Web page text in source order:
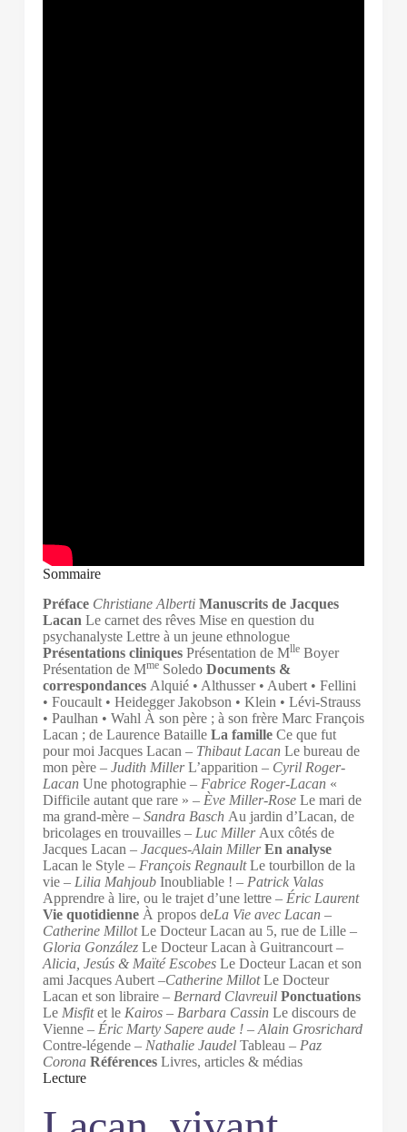
Sommaire
Préface Christiane Alberti Manuscrits de Jacques
Lacan Le carnet des rêves Mise en question du
psychanalyste Lettre à un jeune ethnologue
Présentations cliniques Présentation de MlleBoyer
Présentation de MmeSoledo Documents &
correspondances Alquié • Althusser • Aubert • Fellini
• Foucault • Heidegger Jakobson • Klein • Lévi-Strauss
• Paulhan • Wahl À son père ; à son frère Marc François
Lacan ; de Laurence Bataille La famille Ce que fut
pour moi Jacques Lacan – Thibaut Lacan Le bureau de
mon père – Judith MillerL’apparition – Cyril Roger-
LacanUne photographie – Fabrice Roger-Lacan«
Difficile autant que rare » – Ève Miller-Rose Le mari de
ma grand-mère – Sandra Basch Au jardin d’Lacan, de
bricolages en trouvailles – Luc Miller Aux côtés de
Jacques Lacan – Jacques-Alain Miller En analyse
Lacan le Style – François RegnaultLe tourbillon de la
vie– Lilia MahjoubInoubliable ! – Patrick Valas
Apprendre à lire, ou le trajet d’une lettre – Éric Laurent
Vie quotidienne À propos deLa Vie avec Lacan –
Catherine MillotLe Docteur Lacan au 5, rue de Lille –
Gloria González Le Docteur Lacan à Guitrancourt–
Alicia, Jesús & Maïté Escobes Le Docteur Lacan et son
ami Jacques Aubert –Catherine MillotLe Docteur
Lacan et son libraire – Bernard Clavreuil Ponctuations
Le Misfitet le Kairos – Barbara CassinLe discours de
Vienne – Éric Marty Sapere aude ! – Alain Grosrichard
Contre-légende – Nathalie Jaudel Tableau – Paz
Corona RéférencesLivres, articles & médias
Lecture